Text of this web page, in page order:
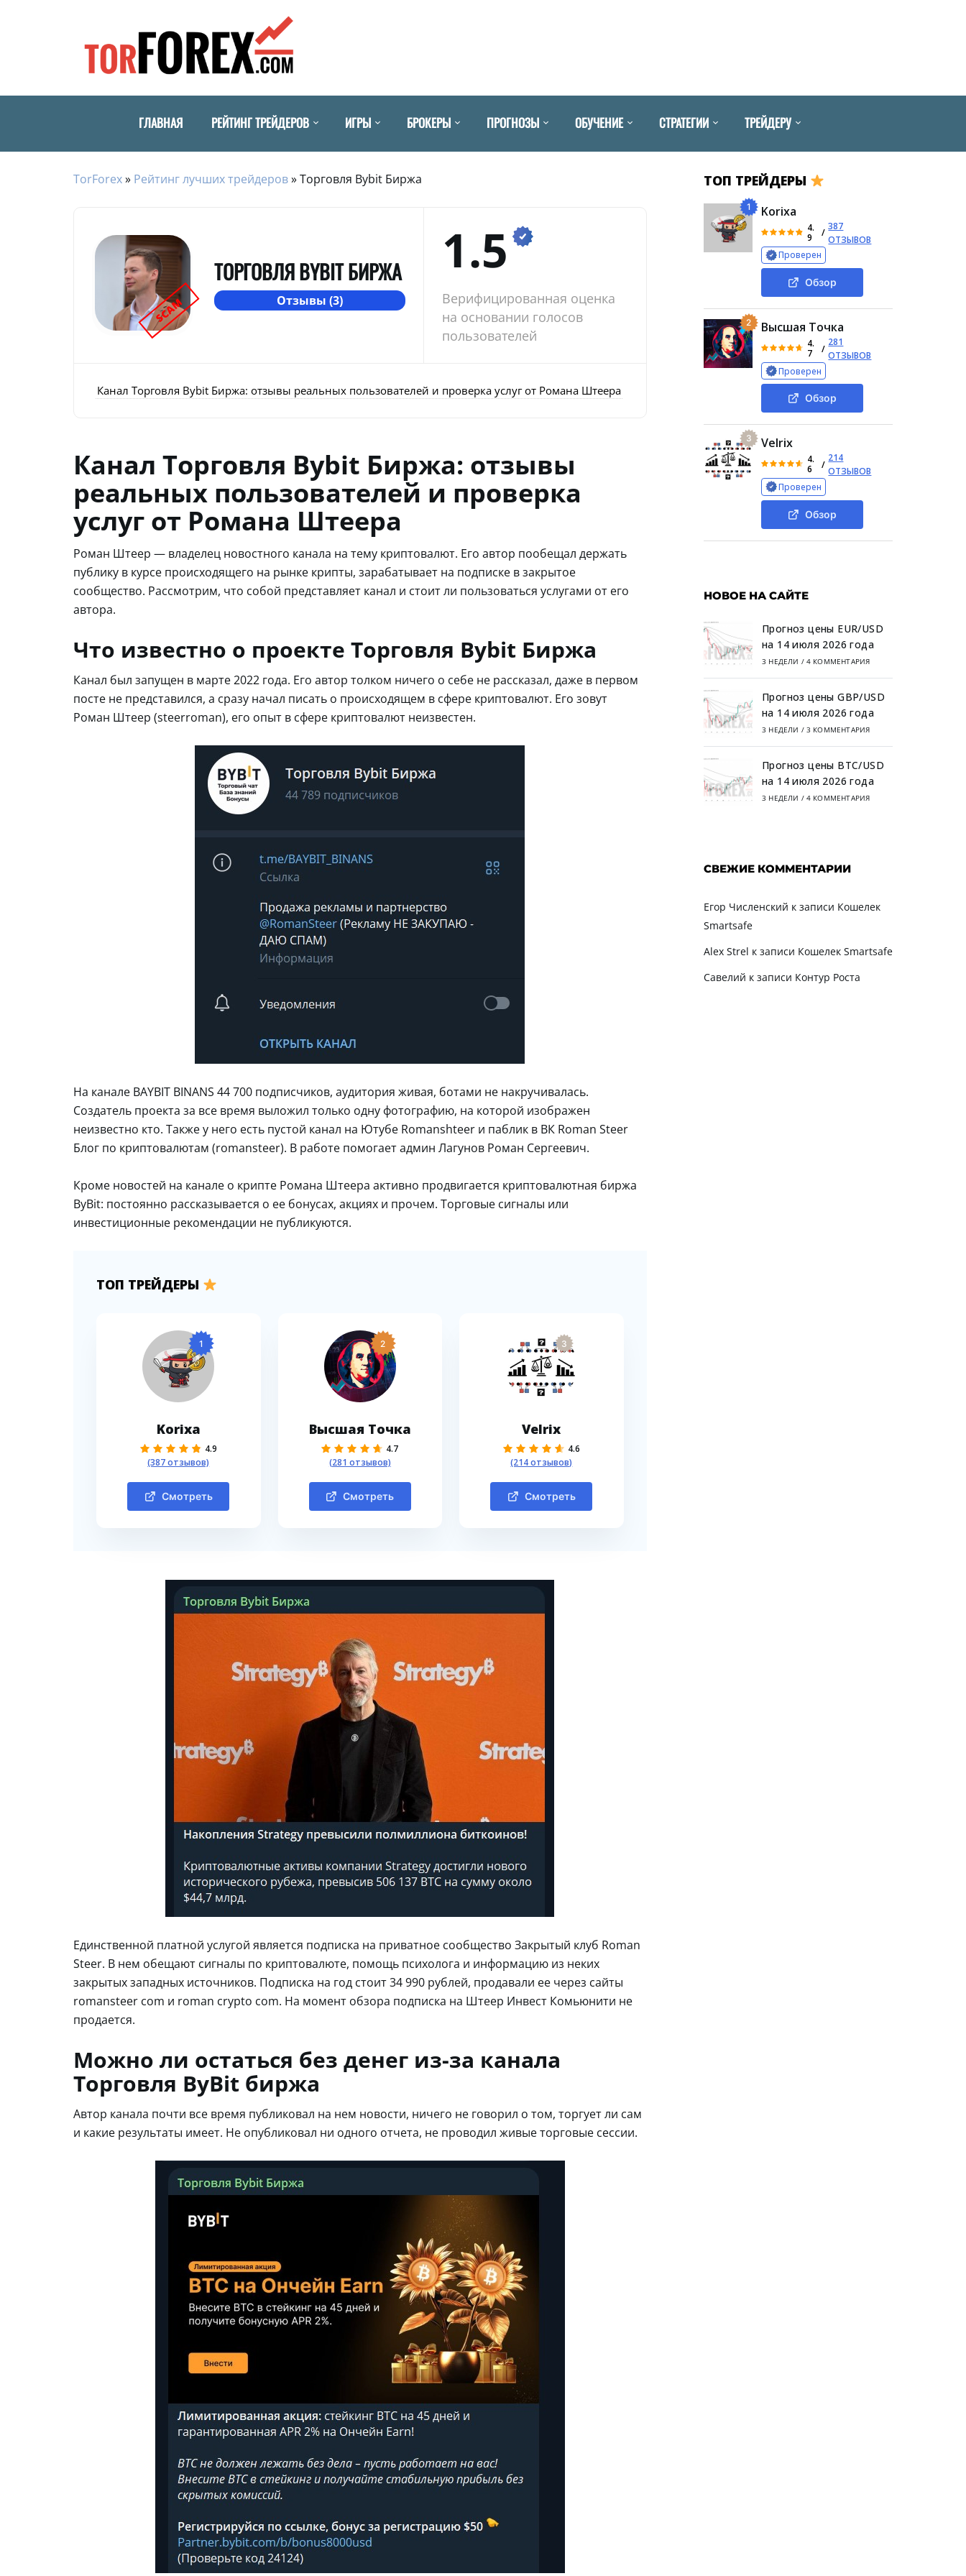
ГЛАВНАЯ РЕЙТИНГ ТРЕЙДЕРОВ ИГРЫ БРОКЕРЫ ПРОГНОЗЫ ОБУЧЕНИЕ СТРАТЕГИИ ТРЕЙДЕРУ
TorForex» Рейтинг лучших трейдеров»Торговля Bybit Биржа
SCAM
ТОРГОВЛЯ BYBIT БИРЖА
Отзывы (3)
1.5
Верифицированная оценка
на основании голосов
пользователей
Канал Торговля Bybit Биржа: отзывы реальных пользователей и проверка услуг от Романа Штеера Что известно о проекте Торговля Bybit Биржа
Канал Торговля Bybit Биржа: отзывы
реальных пользователей и проверка
услуг от Романа Штеера
Роман Штеер — владелец новостного канала на тему криптовалют. Его автор пообещал держать
публику в курсе происходящего на рынке крипты, зарабатывает на подписке в закрытое
сообщество. Рассмотрим, что собой представляет канал и стоит ли пользоваться услугами от его
автора.
Что известно о проекте Торговля Bybit Биржа
Канал был запущен в марте 2022 года. Его автор толком ничего о себе не рассказал, даже в первом
посте не представился, а сразу начал писать о происходящем в сфере криптовалют. Его зовут
Роман Штеер (steerroman), его опыт в сфере криптовалют неизвестен.
На канале BAYBIT BINANS 44 700 подписчиков, аудитория живая, ботами не накручивалась.
Создатель проекта за все время выложил только одну фотографию, на которой изображен
неизвестно кто. Также у него есть пустой канал на Ютубе Romanshteer и паблик в ВК Roman Steer
Блог по криптовалютам (romansteer). В работе помогает админ Лагунов Роман Сергеевич.
Кроме новостей на канале о крипте Романа Штеера активно продвигается криптовалютная биржа
ByBit: постоянно рассказывается о ее бонусах, акциях и прочем. Торговые сигналы или
инвестиционные рекомендации не публикуются.
ТОП ТРЕЙДЕРЫ
1
Korixa
4.9
(387 отзывов)
Смотреть
2
Высшая Точка
4.7
(281 отзывов)
Смотреть
3
Velrix
4.6
(214 отзывов)
Смотреть
Единственной платной услугой является подписка на приватное сообщество Закрытый клуб Roman
Steer. В нем обещают сигналы по криптовалюте, помощь психолога и информацию из неких
закрытых западных источников. Подписка на год стоит 34 990 рублей, продавали ее через сайты
romansteer com и roman crypto com. На момент обзора подписка на Штеер Инвест Комьюнити не
продается.
Можно ли остаться без денег из-за канала
Торговля ByBit биржа
Автор канала почти все время публиковал на нем новости, ничего не говорил о том, торгует ли сам
и какие результаты имеет. Не опубликовал ни одного отчета, не проводил живые торговые сессии.
ТОП ТРЕЙДЕРЫ
1 Korixa
4.
9
/
387
ОТЗЫВОВ
Проверен
Обзор
2 Высшая Точка
4.
7
/
281
ОТЗЫВОВ
Проверен
Обзор
3 Velrix
4.
6
/
214
ОТЗЫВОВ
Проверен
Обзор
НОВОЕ НА САЙТЕ
Прогноз цены EUR/USD
на 14 июля 2026 года
3 НЕДЕЛИ / 4 КОММЕНТАРИЯ
Прогноз цены GBP/USD
на 14 июля 2026 года
3 НЕДЕЛИ / 3 КОММЕНТАРИЯ
Прогноз цены BTC/USD
на 14 июля 2026 года
3 НЕДЕЛИ / 4 КОММЕНТАРИЯ
СВЕЖИЕ КОММЕНТАРИИ
Егор Численский к записи Кошелек
Smartsafe
Alex Strel к записи Кошелек Smartsafe
Савелий к записи Контур Роста